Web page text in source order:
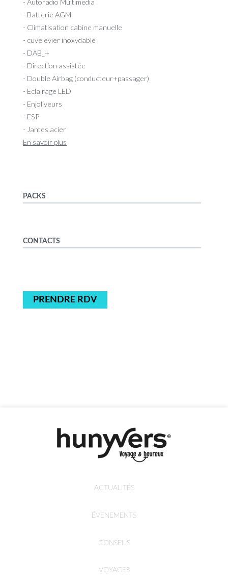
- Autoradio Multimedia
- Batterie AGM
- Climatisation cabine manuelle
- cuve evier inoxydable
- DAB_+
- Direction assistée
- Double Airbag (conducteur+passager)
- Eclairage LED
- Enjoliveurs
- ESP
- Jantes acier
En savoir plus
PACKS
CONTACTS
PRENDRE RDV
ACTUALITÉS
ÉVENEMENTS
CONSEILS
VOYAGES